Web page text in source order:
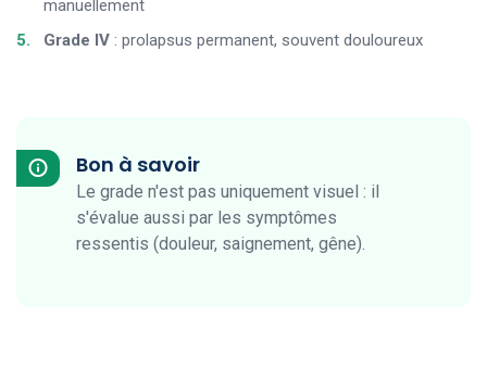
manuellement
Grade IV : prolapsus permanent, souvent douloureux
Bon à savoir
Le grade n'est pas uniquement visuel : il
s'évalue aussi par les symptômes
ressentis (douleur, saignement, gêne).